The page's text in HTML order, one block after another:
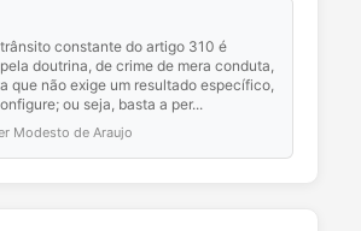
constante do artigo 310 é
doutrina, de crime de mera conduta,
que não exige um resultado específico,
ou seja, basta a per...
Modesto de Araujo